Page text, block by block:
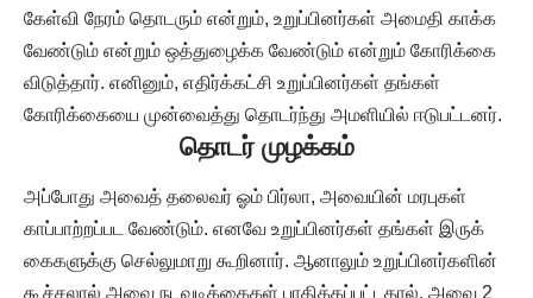
கேள்வி நேரம் தொடரும் என்றும், உறுப்பினர்கள் அமைதி காக்க
வேண்டும் என்றும் ஒத்துழைக்க வேண்டும் என்றும் கோரிக்கை
விடுத்தார். எனினும், எதிர்க்கட்சி உறுப்பினர்கள் தங்கள்
கோரிக்கையை முன்வைத்து தொடர்ந்து அமளியில் ஈடுபட்டனர்.
தொடர் முழக்கம்
அப்போது அவைத் தலைவர் ஓம் பிர்லா, அவையின் மரபுகள்
காப்பாற்றப்பட வேண்டும். எனவே உறுப்பினர்கள் தங்கள் இருக்
கைகளுக்கு செல்லுமாறு கூறினார். ஆனாலும் உறுப்பினர்களின்
கூச்சலால் அவை நடவடிக்கைகள் பாதிக்கப்பட்டதால், அவை 2